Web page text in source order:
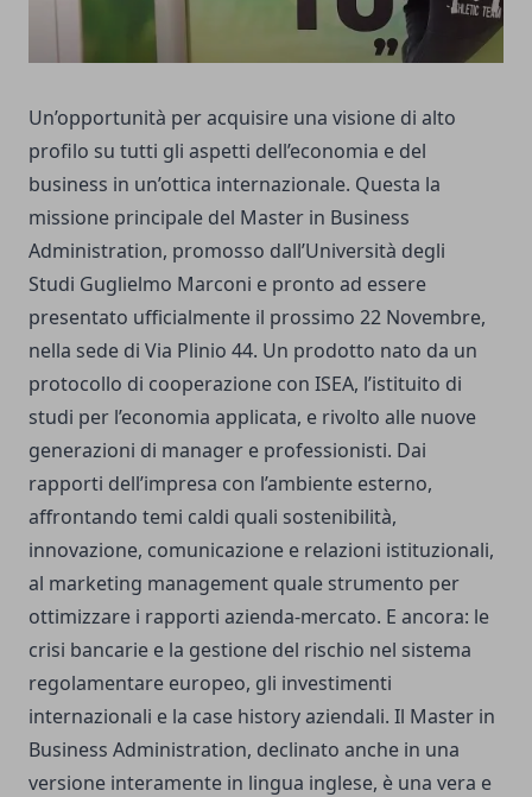
Un’opportunità per acquisire una visione di alto
profilo su tutti gli aspetti dell’economia e del
business in un’ottica internazionale. Questa la
missione principale del Master in Business
Administration, promosso dall’Università degli
Studi Guglielmo Marconi e pronto ad essere
presentato ufficialmente il prossimo 22 Novembre,
nella sede di Via Plinio 44. Un prodotto nato da un
protocollo di cooperazione con ISEA, l’istituito di
studi per l’economia applicata, e rivolto alle nuove
generazioni di manager e professionisti. Dai
rapporti dell’impresa con l’ambiente esterno,
affrontando temi caldi quali sostenibilità,
innovazione, comunicazione e relazioni istituzionali,
al marketing management quale strumento per
ottimizzare i rapporti azienda-mercato. E ancora: le
crisi bancarie e la gestione del rischio nel sistema
regolamentare europeo, gli investimenti
internazionali e la case history aziendali. Il Master in
Business Administration, declinato anche in una
versione interamente in lingua inglese, è una vera e